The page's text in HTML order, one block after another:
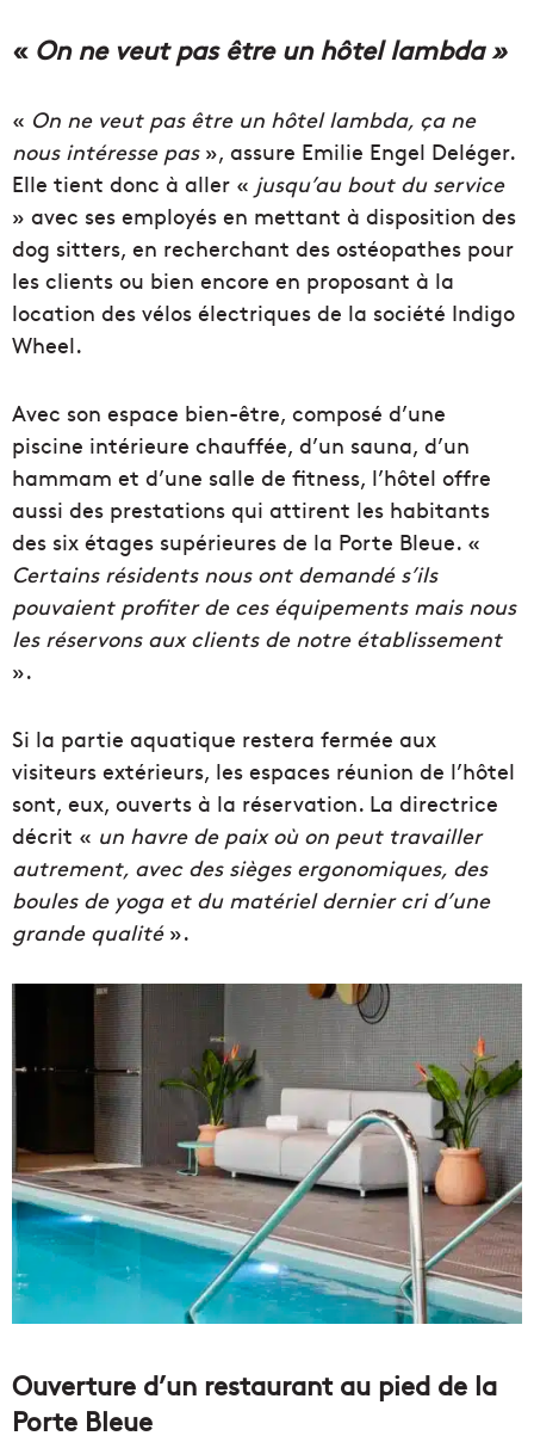
« On ne veut pas être un hôtel lambda »
« On ne veut pas être un hôtel lambda, ça ne
nous intéresse pas», assure Emilie Engel Deléger.
Elle tient donc à aller « jusqu’au bout du service
» avec ses employés en mettant à disposition des
dog sitters, en recherchant des ostéopathes pour
les clients ou bien encore en proposant à la
location des vélos électriques de la société Indigo
Wheel.
Avec son espace bien-être, composé d’une
piscine intérieure chauffée, d’un sauna, d’un
hammam et d’une salle de fitness, l’hôtel offre
aussi des prestations qui attirent les habitants
des six étages supérieures de la Porte Bleue. «
Certains résidents nous ont demandé s’ils
pouvaient profiter de ces équipements mais nous
les réservons aux clients de notre établissement
».
Si la partie aquatique restera fermée aux
visiteurs extérieurs, les espaces réunion de l’hôtel
sont, eux, ouverts à la réservation. La directrice
décrit « un havre de paix où on peut travailler
autrement, avec des sièges ergonomiques, des
boules de yoga et du matériel dernier cri d’une
grande qualité».
Ouverture d’un restaurant au pied de la
Porte Bleue